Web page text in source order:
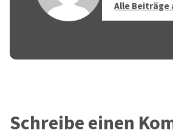
Alle Beiträge
Schreibe einen